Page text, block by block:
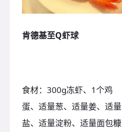
肯德基至Q虾球
食材：300g冻虾、1个鸡
蛋、适量葱、适量姜、适量
盐、适量淀粉、适量面包糠